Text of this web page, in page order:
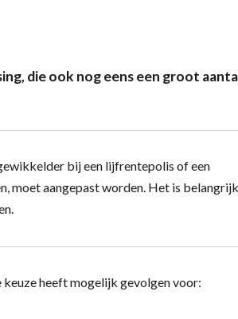
die ook nog eens een groot
bij een lijfrentepolis of een
moet aangepast worden. Het is
heeft mogelijk gevolgen voor: